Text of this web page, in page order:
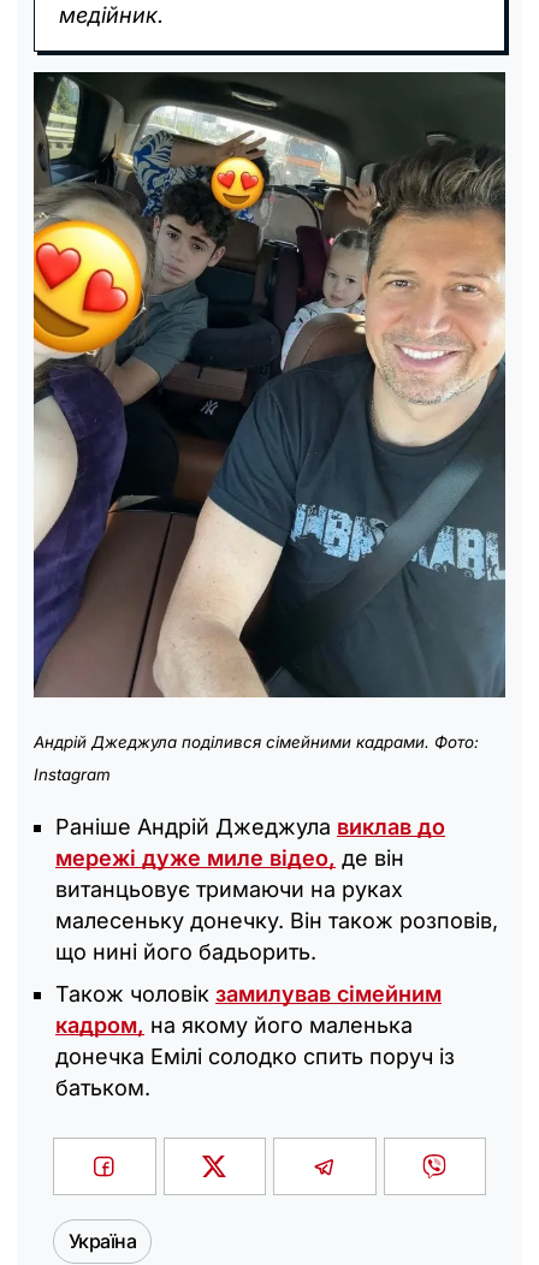
медійник.
Андрій Джеджула поділився сімейними кадрами. Фото:
Instagram
Раніше Андрій Джеджула виклав до
мережі дуже миле відео, де він
витанцьовує тримаючи на руках
малесеньку донечку. Він також розповів,
що нині його бадьорить.
Також чоловік замилував сімейним
кадром, на якому його маленька
донечка Емілі солодко спить поруч із
батьком.
Україна